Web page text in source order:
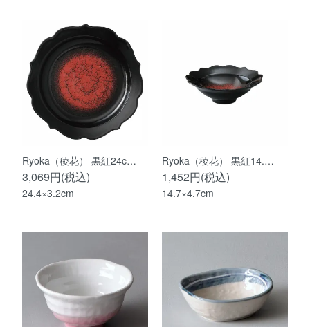
Ryoka（稜花） 黒紅24c…
3,069円(税込)
24.4×3.2cm
Ryoka（稜花） 黒紅14.…
1,452円(税込)
14.7×4.7cm